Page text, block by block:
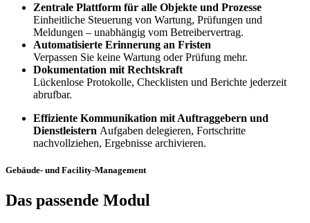
Zentrale Plattform für alle Objekte und Prozesse
Einheitliche Steuerung von Wartung, Prüfungen und
Meldungen – unabhängig vom Betreibervertrag.
Automatisierte Erinnerung an Fristen
Verpassen Sie keine Wartung oder Prüfung mehr.
Dokumentation mit Rechtskraft
Lückenlose Protokolle, Checklisten und Berichte jederzeit
abrufbar.
Effiziente Kommunikation mit Auftraggebern und
Dienstleistern Aufgaben delegieren, Fortschritte
nachvollziehen, Ergebnisse archivieren.
Gebäude- und Facility-Management
Das passende Modul